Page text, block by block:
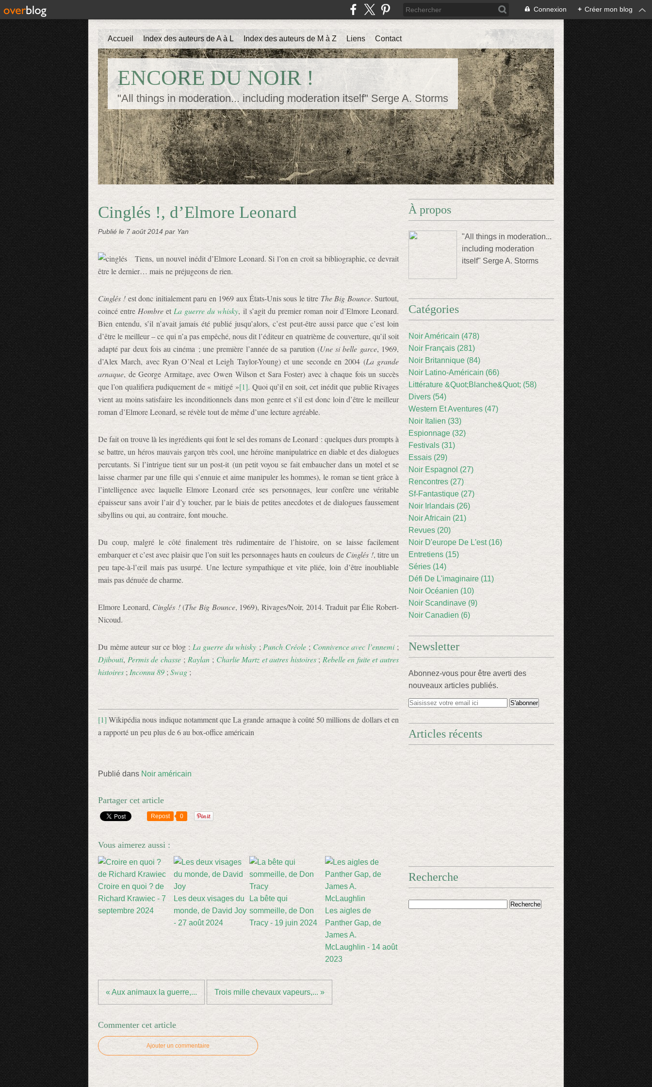
Connexion + Créer mon blog
ENCORE DU NOIR !
"All things in moderation... including moderation itself" Serge A. Storms
Accueil Index des auteurs de A à L Index des auteurs de M à Z Liens Contact
Cinglés !, d’Elmore Leonard
Publié le 7 août 2014 par Yan
Tiens, un nouvel inédit d’Elmore Leonard. Si l’on en croit sa bibliographie, ce devrait
être le dernier… mais ne préjugeons de rien.
Cinglés ! est donc initialement paru en 1969 aux États-Unis sous le titre The Big Bounce. Surtout,
coincé entre Hombre et La guerre du whisky, il s’agit du premier roman noir d’Elmore Leonard.
Bien entendu, s’il n’avait jamais été publié jusqu’alors, c’est peut-être aussi parce que c’est loin
d’être le meilleur – ce qui n’a pas empêché, nous dit l’éditeur en quatrième de couverture, qu’il soit
adapté par deux fois au cinéma ; une première l’année de sa parution (Une si belle garce, 1969,
d’Alex March, avec Ryan O’Neal et Leigh Taylor-Young) et une seconde en 2004 (La grande
arnaque, de George Armitage, avec Owen Wilson et Sara Foster) avec à chaque fois un succès
que l’on qualifiera pudiquement de « mitigé »[1]. Quoi qu’il en soit, cet inédit que publie Rivages
vient au moins satisfaire les inconditionnels dans mon genre et s’il est donc loin d’être le meilleur
roman d’Elmore Leonard, se révèle tout de même d’une lecture agréable.
De fait on trouve là les ingrédients qui font le sel des romans de Leonard : quelques durs prompts à
se battre, un héros mauvais garçon très cool, une héroïne manipulatrice en diable et des dialogues
percutants. Si l’intrigue tient sur un post-it (un petit voyou se fait embaucher dans un motel et se
laisse charmer par une fille qui s’ennuie et aime manipuler les hommes), le roman se tient grâce à
l’intelligence avec laquelle Elmore Leonard crée ses personnages, leur confère une véritable
épaisseur sans avoir l’air d’y toucher, par le biais de petites anecdotes et de dialogues faussement
sibyllins ou qui, au contraire, font mouche.
Du coup, malgré le côté finalement très rudimentaire de l’histoire, on se laisse facilement
embarquer et c’est avec plaisir que l’on suit les personnages hauts en couleurs de Cinglés !, titre un
peu tape-à-l’œil mais pas usurpé. Une lecture sympathique et vite pliée, loin d’être inoubliable
mais pas dénuée de charme.
Elmore Leonard, Cinglés !(The Big Bounce, 1969), Rivages/Noir, 2014. Traduit par Élie Robert-
Nicoud.
Du même auteur sur ce blog : La guerre du whisky ; Punch Créole; Connivence avec l’ennemi;
Djibouti, Permis de chasse; Raylan; Charlie Martz et autres histoires; Rebelle en fuite et autres
histoires ; Inconnu 89 ; Swag ;
[1] Wikipédia nous indique notamment que La grande arnaque à coûté 50 millions de dollars et en
a rapporté un peu plus de 6 au box-office américain
Publié dans Noir américain
Partager cet article
Repost 0
Vous aimerez aussi :
Croire en quoi ? de
Richard Krawiec - 7
septembre 2024
Les deux visages du
monde, de David Joy
- 27 août 2024
La bête qui
sommeille, de Don
Tracy - 19 juin 2024
Les aigles de
Panther Gap, de
James A.
McLaughlin - 14 août
2023
« Aux animaux la guerre,... Trois mille chevaux vapeurs,... »
Commenter cet article
Ajouter un commentaire
À propos
"All things in moderation...
including moderation
itself" Serge A. Storms
Catégories
Noir Américain (478)
Noir Français (281)
Noir Britannique (84)
Noir Latino-Américain (66)
Littérature &Quot;Blanche&Quot; (58)
Divers (54)
Western Et Aventures (47)
Noir Italien (33)
Espionnage (32)
Festivals (31)
Essais (29)
Noir Espagnol (27)
Rencontres (27)
Sf-Fantastique (27)
Noir Irlandais (26)
Noir Africain (21)
Revues (20)
Noir D'europe De L'est (16)
Entretiens (15)
Séries (14)
Défi De L'imaginaire (11)
Noir Océanien (10)
Noir Scandinave (9)
Noir Canadien (6)
Newsletter
Abonnez-vous pour être averti des
nouveaux articles publiés.
Articles récents
Recherche